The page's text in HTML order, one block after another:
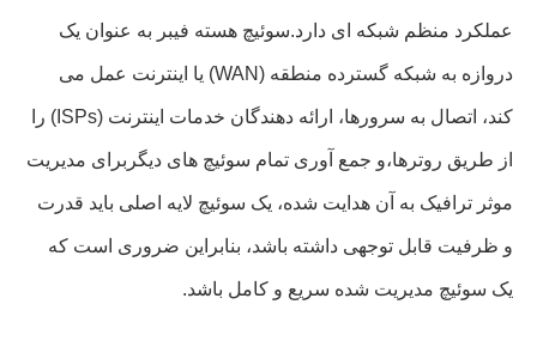
عملکرد منظم شبکه ای دارد.سوئیچ هسته فیبر به عنوان یک
دروازه به شبکه گسترده منطقه (WAN) یا اینترنت عمل می
کند، اتصال به سرورها، ارائه دهندگان خدمات اینترنت (ISPs) را
از طریق روترها،و جمع آوری تمام سوئیچ های دیگربرای مدیریت
موثر ترافیک به آن هدایت شده، یک سوئیچ لایه اصلی باید قدرت
و ظرفیت قابل توجهی داشته باشد، بنابراین ضروری است که
یک سوئیچ مدیریت شده سریع و کامل باشد.